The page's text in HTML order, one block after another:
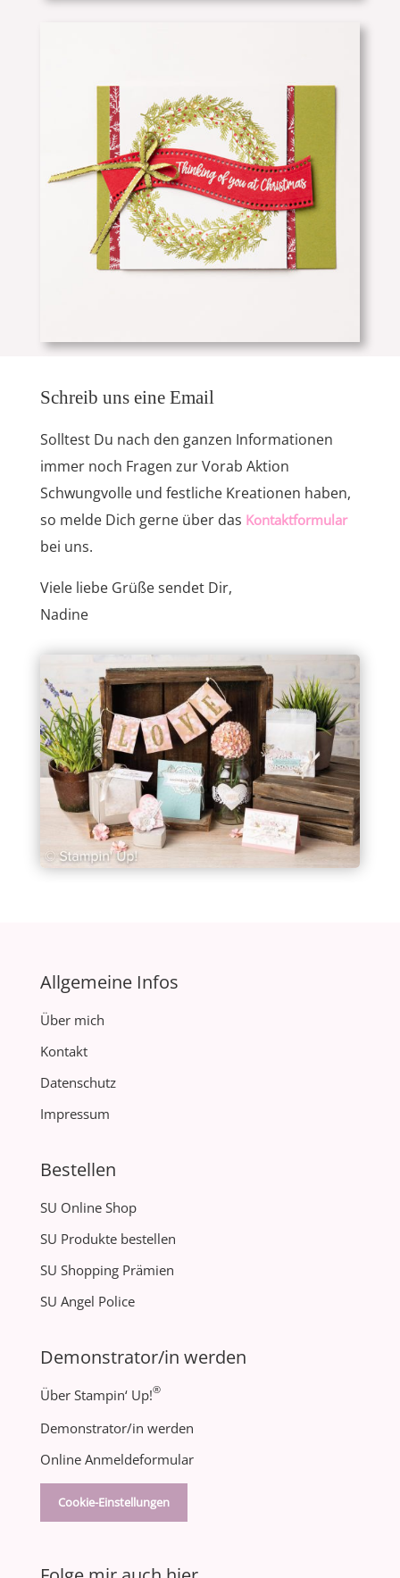
Schreib uns eine Email
Solltest Du nach den ganzen Informationen
immer noch Fragen zur Vorab Aktion
Schwungvolle und festliche Kreationen haben,
so melde Dich gerne über das Kontaktformular
bei uns.
Viele liebe Grüße sendet Dir,
Nadine
Allgemeine Infos
Über mich
Kontakt
Datenschutz
Impressum
Bestellen
SU Online Shop
SU Produkte bestellen
SU Shopping Prämien
SU Angel Police
Demonstrator/in werden
Über Stampin‘ Up!®
Demonstrator/in werden
Online Anmeldeformular
Cookie-Einstellungen